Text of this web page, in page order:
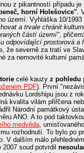
z pikantností případu je
horní Holešovice".
území. Vyhláška 10/
a trvale chránit
částí území",
odpovídající prostorová a
že severně za tratí ve
za nemovité kulturní
celé kauzy z pohledu
PDF). První
Lordshipu jsou z
kvalita vilám přiřčena
Národní památkový
ANO. A to pod
medvěda,
rozhodnutí. To bylo po
V dalším málo
soud potvrdil